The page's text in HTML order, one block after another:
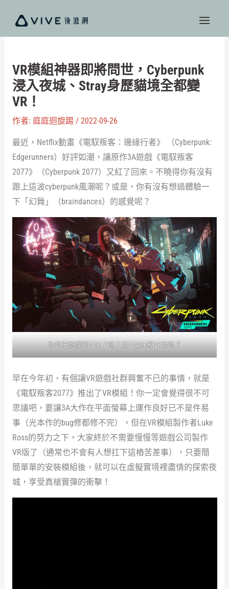
主
VR模組神器即將問世，Cyberpunk
浸入夜城、Stray身歷貓境全都變
VR！
作者: 庭庭迴旋踢 / 2022-09-26
最近，Netflix動畫《電馭叛客：邊緣行者》 （Cyberpunk:
Edgerunners）好評如潮，讓原作3A遊戲《電馭叛客
2077》（Cyberpunk 2077）又紅了回來。不曉得你有沒有
跟上這波cyberpunk風潮呢？或是，你有沒有想過體驗一
下「幻舞」（braindances）的感覺呢？
你也把遊戲載回來了嗎？要不要來點VR版呢？
早在今年初，有個讓VR遊戲社群興奮不已的事情，就是
《電馭叛客2077》推出了VR模組！你一定會覺得很不可
思議吧，要讓3A大作在平面螢幕上運作良好已不是件易
事（光本作的bug修都修不完），但在VR模組製作者Luke
Ross的努力之下，大家終於不需要慢慢等遊戲公司製作
VR版了（通常也不會有人想扛下這樁苦差事），只要簡
簡單單的安裝模組後，就可以在虛擬實境裡盡情的探索夜
城，享受真槍實彈的衝擊！